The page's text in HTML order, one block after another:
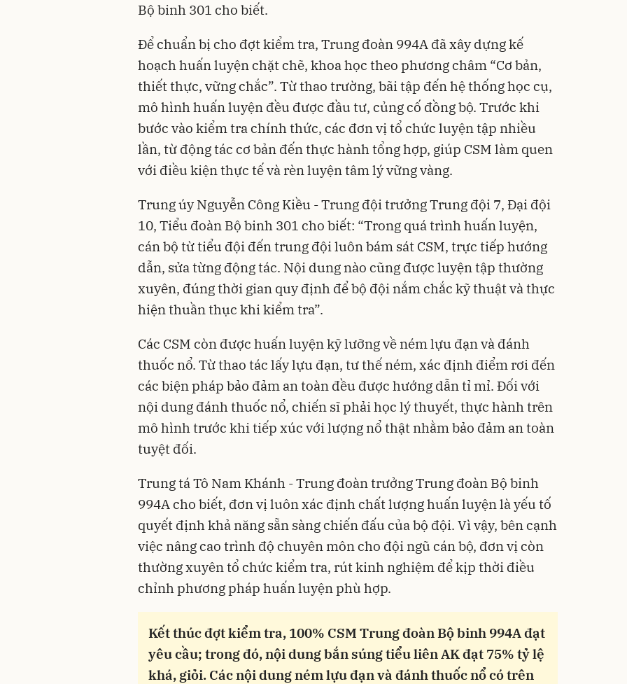
Bộ binh 301 cho biết.
Để chuẩn bị cho đợt kiểm tra, Trung đoàn 994A đã xây dựng kế
hoạch huấn luyện chặt chẽ, khoa học theo phương châm “Cơ bản,
thiết thực, vững chắc”. Từ thao trường, bãi tập đến hệ thống học cụ,
mô hình huấn luyện đều được đầu tư, củng cố đồng bộ. Trước khi
bước vào kiểm tra chính thức, các đơn vị tổ chức luyện tập nhiều
lần, từ động tác cơ bản đến thực hành tổng hợp, giúp CSM làm quen
với điều kiện thực tế và rèn luyện tâm lý vững vàng.
Trung úy Nguyễn Công Kiều - Trung đội trưởng Trung đội 7, Đại đội
10, Tiểu đoàn Bộ binh 301 cho biết: “Trong quá trình huấn luyện,
cán bộ từ tiểu đội đến trung đội luôn bám sát CSM, trực tiếp hướng
dẫn, sửa từng động tác. Nội dung nào cũng được luyện tập thường
xuyên, đúng thời gian quy định để bộ đội nắm chắc kỹ thuật và thực
hiện thuần thục khi kiểm tra”.
Các CSM còn được huấn luyện kỹ lưỡng về ném lựu đạn và đánh
thuốc nổ. Từ thao tác lấy lựu đạn, tư thế ném, xác định điểm rơi đến
các biện pháp bảo đảm an toàn đều được hướng dẫn tỉ mỉ. Đối với
nội dung đánh thuốc nổ, chiến sĩ phải học lý thuyết, thực hành trên
mô hình trước khi tiếp xúc với lượng nổ thật nhằm bảo đảm an toàn
tuyệt đối.
Trung tá Tô Nam Khánh - Trung đoàn trưởng Trung đoàn Bộ binh
994A cho biết, đơn vị luôn xác định chất lượng huấn luyện là yếu tố
quyết định khả năng sẵn sàng chiến đấu của bộ đội. Vì vậy, bên cạnh
việc nâng cao trình độ chuyên môn cho đội ngũ cán bộ, đơn vị còn
thường xuyên tổ chức kiểm tra, rút kinh nghiệm để kịp thời điều
chỉnh phương pháp huấn luyện phù hợp.
Kết thúc đợt kiểm tra, 100% CSM Trung đoàn Bộ binh 994A đạt
yêu cầu; trong đó, nội dung bắn súng tiểu liên AK đạt 75% tỷ lệ
khá, giỏi. Các nội dung ném lựu đạn và đánh thuốc nổ có trên